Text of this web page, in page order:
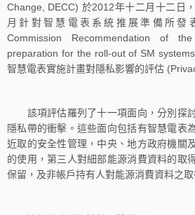
Change, DECC) 於2012年十二月十二日
月針對智慧電表系統推展準備所發
Commission Recommendation of
preparation for the roll-out of SM
智慧電表實施計畫對隱私影響的評估
該項評估羅列了十一項面向，分別探
隱私帶的衝擊。這些面向包括有智慧電表
近取的安全性管理，中央、地方政府機關
的使用，第三人對細部能源消費資料的取
保留，及非帳戶持有人對能源消費資料之取